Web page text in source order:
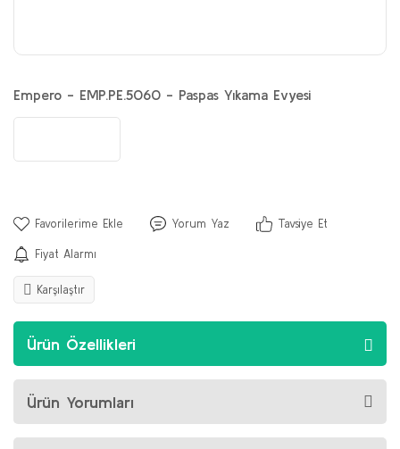
Empero - EMP.PE.5060 - Paspas Yıkama Evyesi
Yorum Yaz Tavsiye Et
Fiyat Alarmı
Karşılaştır
Ürün Özellikleri
Ürün Yorumları